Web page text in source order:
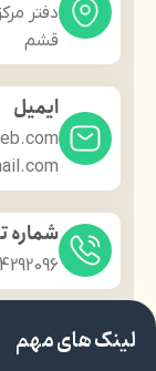
دفتر
قشم
ایمیل
شماره
لینک های مهم